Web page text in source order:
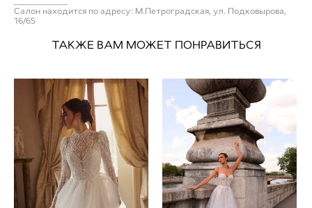
Салон находится по адресу: М.Петроградская, ул. Подковырова,
16/65
ТАКЖЕ ВАМ МОЖЕТ ПОНРАВИТЬСЯ